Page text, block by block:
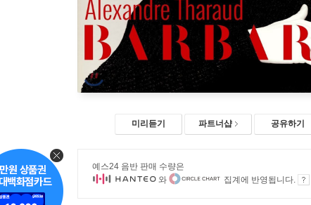
미리듣기 파트너샵 공유하기
예스24 음반 판매 수량은
와
집계에 반영됩니다.